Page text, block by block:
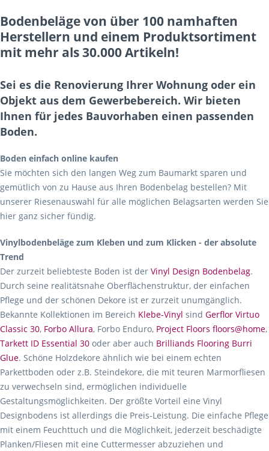
Bodenbeläge von über 100 namhaften
Herstellern und einem Produktsortiment
mit mehr als 30.000 Artikeln!
Sei es die Renovierung Ihrer Wohnung oder ein
Objekt aus dem Gewerbebereich. Wir bieten
Ihnen für jedes Bauvorhaben einen passenden
Boden.
Boden einfach online kaufen
Sie möchten sich den langen Weg zum Baumarkt sparen und
gemütlich von zu Hause aus Ihren Bodenbelag bestellen? Mit
unserer Riesenauswahl für alle möglichen Belagsarten werden Sie
hier ganz sicher fündig.
Vinylbodenbeläge zum Kleben und zum Klicken - der absolute
Trend
Der zurzeit beliebteste Boden ist der Vinyl Design Bodenbelag.
Durch seine realitätsnahe Oberflächenstruktur, der einfachen
Pflege und der schönen Dekore ist er zurzeit unumgänglich.
Bekannte Kollektionen im Bereich Klebe-Vinyl sind Gerflor Virtuo
Classic 30, Forbo Allura, Forbo Enduro, Project Floors floors@home,
Tarkett ID Essential 30 oder aber auch Brilliands Flooring Burri
Glue. Schöne Holzdekore ähnlich wie bei einem echten
Parkettboden oder z.B. Steindekore, die mit teuren Marmorfliesen
zu verwechseln sind, ermöglichen individuelle
Gestaltungsmöglichkeiten. Der größte Vorteil eine Vinyl
Designbodens ist allerdings die Preis-Leistung. Die einfache Pflege
mit einem Feuchttuch und die Möglichkeit, jederzeit beschädigte
Planken/Fliesen mit eine Cuttermesser abzuziehen und